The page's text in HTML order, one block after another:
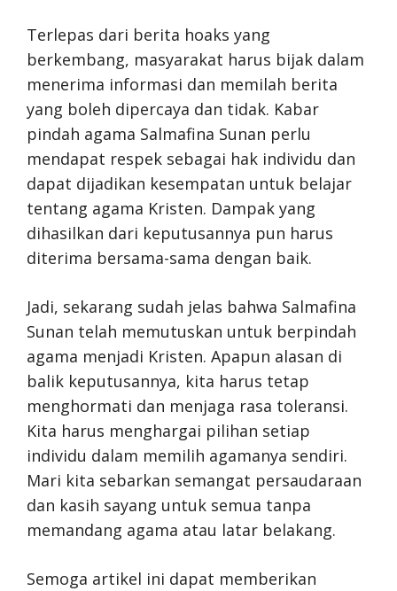
Terlepas dari berita hoaks yang
berkembang, masyarakat harus bijak dalam
menerima informasi dan memilah berita
yang boleh dipercaya dan tidak. Kabar
pindah agama Salmafina Sunan perlu
mendapat respek sebagai hak individu dan
dapat dijadikan kesempatan untuk belajar
tentang agama Kristen. Dampak yang
dihasilkan dari keputusannya pun harus
diterima bersama-sama dengan baik.
Jadi, sekarang sudah jelas bahwa Salmafina
Sunan telah memutuskan untuk berpindah
agama menjadi Kristen. Apapun alasan di
balik keputusannya, kita harus tetap
menghormati dan menjaga rasa toleransi.
Kita harus menghargai pilihan setiap
individu dalam memilih agamanya sendiri.
Mari kita sebarkan semangat persaudaraan
dan kasih sayang untuk semua tanpa
memandang agama atau latar belakang.
Semoga artikel ini dapat memberikan